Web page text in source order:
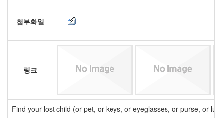
첨부화일
링크
Find your lost child (or pet, or keys, or eyeglasses, or purse, or